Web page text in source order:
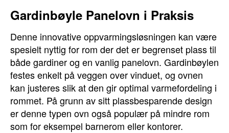
Gardinbøyle Panelovn i Praksis
Denne innovative oppvarmingsløsningen kan være
spesielt nyttig for rom der det er begrenset plass til
både gardiner og en vanlig panelovn. Gardinbøylen
festes enkelt på veggen over vinduet, og ovnen
kan justeres slik at den gir optimal varmefordeling i
rommet. På grunn av sitt plassbesparende design
er denne typen ovn også populær på mindre rom
som for eksempel barnerom eller kontorer.